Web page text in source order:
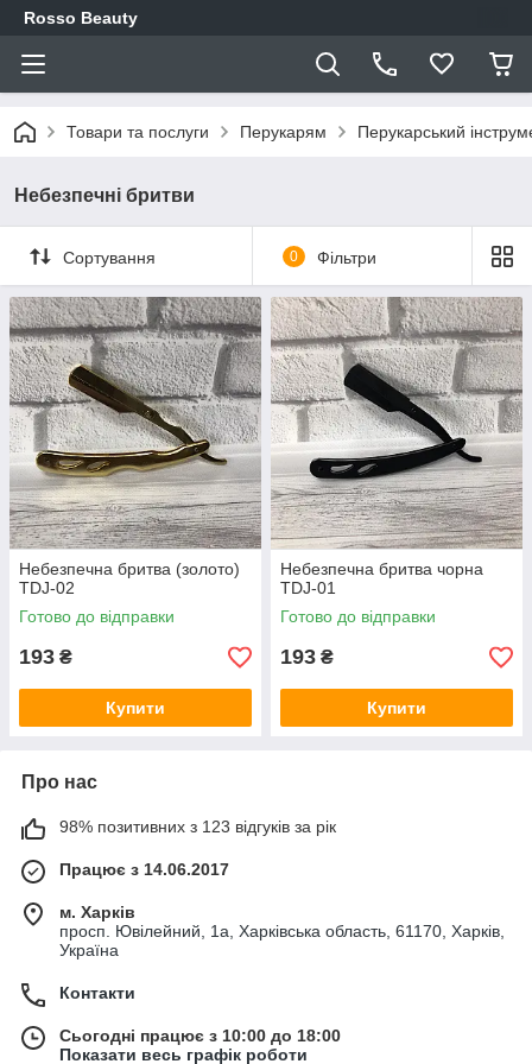
Rosso Beauty
Товари та послуги Перукарям Перукарський
Небезпечні бритви
Сортування 0 Фільтри
Небезпечна бритва (золото)
TDJ-02
Готово до відправки
193 ₴
Купити
Небезпечна бритва чорна
TDJ-01
Готово до відправки
193 ₴
Купити
Про нас
98% позитивних з 123 відгуків за рік
Працює з 14.06.2017
м. Харків
просп. Ювілейний, 1а, Харківська область, 61170, Харків,
Україна
Контакти
Сьогодні працює з 10:00 до 18:00
Показати весь графік роботи